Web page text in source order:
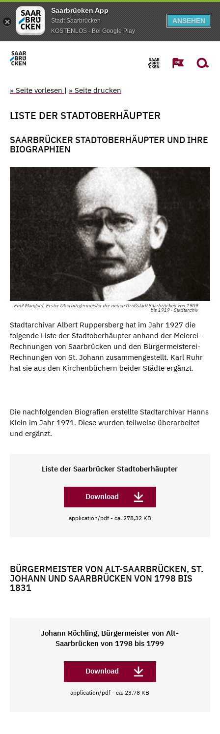
Saarbrücken App
Stadt Saarbrücken
KOSTENLOS - Bei Google Play
ANSEHEN
» Seite vorlesen | » Seite drucken
LISTE DER STADTOBERHÄUPTER
SAARBRÜCKER STADTOBERHÄUPTER UND IHRE
BIOGRAPHIEN
Emil Mangold, Erster Oberbürgermeister der neuen Großstadt Saarbrücken von 1909
bis 1919 - Stadtarchiv
Stadtarchivar Albert Ruppersberg hat im Jahr 1927 die
folgende Liste der Stadtoberhäupter anhand der Meierei-
Rechnungen von Saarbrücken und den Bürgermeisterei-
Rechnungen von St. Johann zusammengestellt. Karl Ruhr
hat sie aus den Kirchenbüchern beider Städte ergänzt.
Die nachfolgenden Biografien erstellte Stadtarchivar Hanns
Klein im Jahr 1971. Diese wurden teilweise überarbeitet
und ergänzt.
Liste der Saarbrücker Stadtoberhäupter
Download
application/pdf - ca. 278,32 KB
BÜRGERMEISTER VON ALT-SAARBRÜCKEN, ST.
JOHANN UND SAARBRÜCKEN VON 1798 BIS
1831
Johann Röchling, Bürgermeister von Alt-
Saarbrücken von 1798 bis 1799
Download
application/pdf - ca. 23,78 KB